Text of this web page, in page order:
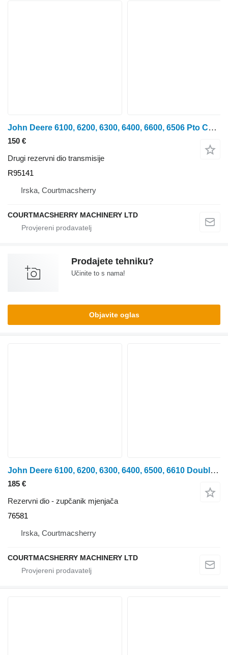
John Deere 6100, 6200, 6300, 6400, 6600, 6506 Pto Counter Shaft Gear R95141 za John Deere 6100, 6200, 6300, 6400, 6600, 6506 traktora na kotačima
150 €
Drugi rezervni dio transmisije
R95141
Irska, Courtmacsherry
COURTMACSHERRY MACHINERY LTD
Prodajete tehniku?
Učinite to s nama!
Objavite oglas
John Deere 6100, 6200, 6300, 6400, 6500, 6610 Double Gear 28, 19 L76851 76581 zupčanik mjenjača za traktora na kotačima
185 €
Rezervni dio - zupčanik mjenjača
76581
Irska, Courtmacsherry
COURTMACSHERRY MACHINERY LTD